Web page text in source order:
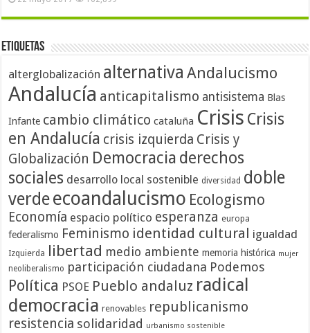
Etiquetas
alterglobalización alternativa Andalucismo
Andalucía anticapitalismo antisistema Blas
Infante cambio climático cataluña Crisis Crisis
en Andalucía crisis izquierda Crisis y
Globalización Democracia derechos
sociales desarrollo local sostenible diversidad doble
verdeecoandalucismo Ecologismo
Economía espacio político esperanza europa
federalismo Feminismo identidad cultural igualdad
Izquierda libertad medio ambiente memoria histórica mujer
neoliberalismo participación ciudadana Podemos
Política PSOE Pueblo andaluz radical
democracia renovables republicanismo
resistencia solidaridad urbanismo sostenible